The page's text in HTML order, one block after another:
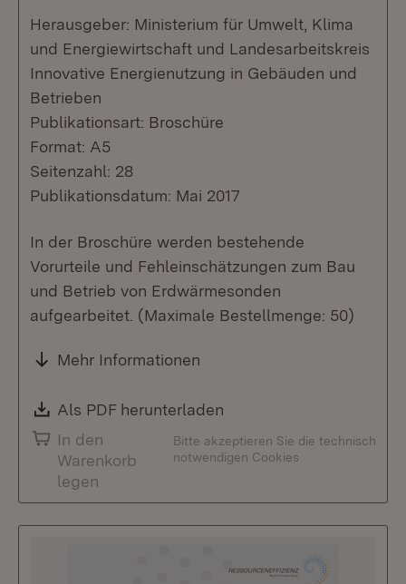
Herausgeber: Ministerium für Umwelt, Klima
und Energiewirtschaft und Landesarbeitskreis
Innovative Energienutzung in Gebäuden und
Betrieben
Publikationsart: Broschüre
Format: A5
Seitenzahl: 28
Publikationsdatum: Mai 2017
In der Broschüre werden bestehende
Vorurteile und Fehleinschätzungen zum Bau
und Betrieb von Erdwärmesonden
aufgearbeitet. (Maximale Bestellmenge: 50)
Mehr Informationen
Download:
Als PDF herunterladen
In den
Warenkorb
legen
Bitte akzeptieren Sie die technisch
notwendigen Cookies